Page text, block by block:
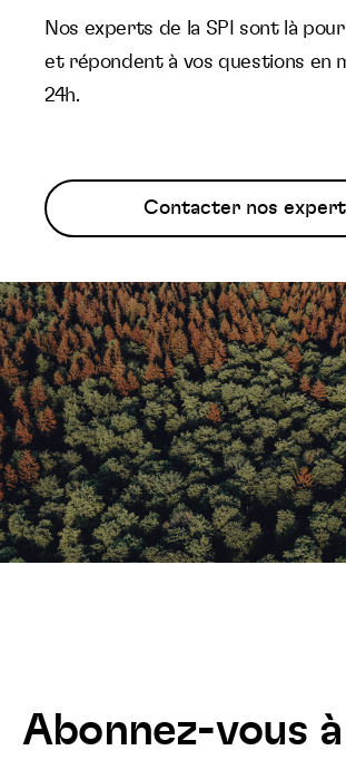
Nos experts de la SPI sont là
et répondent à vos questions en
24h.
Contacter nos
Abonnez-vous